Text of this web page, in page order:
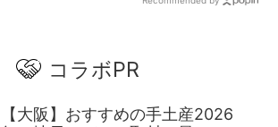
コラボPR
【大阪】おすすめの手土産2026